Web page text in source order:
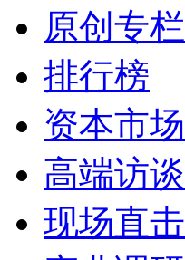
原创专栏
排行榜
资本市场
高端访谈
现场直击